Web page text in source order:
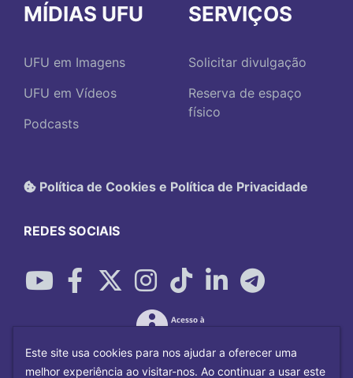
MÍDIAS UFU
UFU em Imagens
UFU em Vídeos
Podcasts
SERVIÇOS
Solicitar divulgação
Reserva de espaço
físico
Política de Cookies e Política de Privacidade
REDES SOCIAIS
Este site usa cookies para nos ajudar a oferecer uma
melhor experiência ao visitar-nos. Ao continuar a usar este